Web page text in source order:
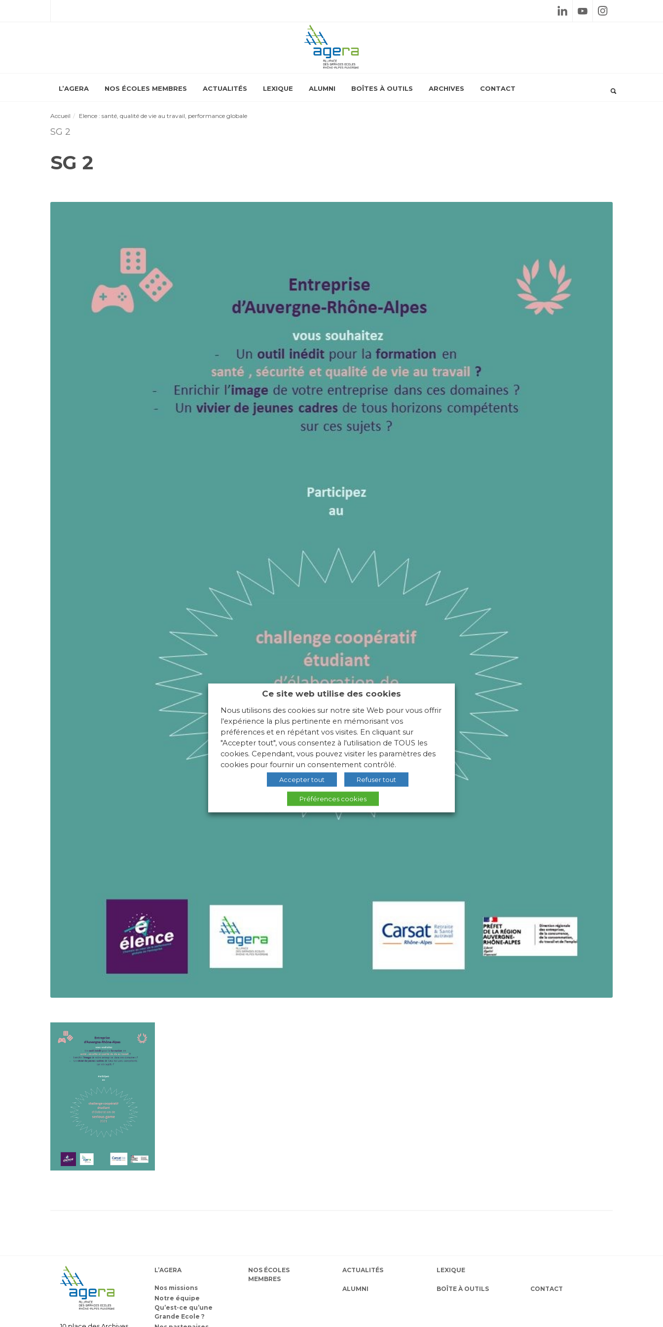
L’AGERA NOS ÉCOLES MEMBRES ACTUALITÉS LEXIQUE ALUMNI BOÎTES À OUTILS ARCHIVES CONTACT
Accueil Elence : santé, qualité de vie au travail, performance globale
SG 2
SG 2
L’AGERA
Nos missions
Notre équipe
Qu’est-ce qu’une
Grande Ecole ?
NOS ÉCOLES
MEMBRES
ACTUALITÉS LEXIQUE
ALUMNI BOÎTE À OUTILS CONTACT
Ce site web utilise des cookies
Nous utilisons des cookies sur notre site Web pour vous offrir
l'expérience la plus pertinente en mémorisant vos
préférences et en répétant vos visites. En cliquant sur
"Accepter tout", vous consentez à l'utilisation de TOUS les
cookies. Cependant, vous pouvez visiter les paramètres des
cookies pour fournir un consentement contrôlé.
Accepter tout Refuser tout
Préférences cookies